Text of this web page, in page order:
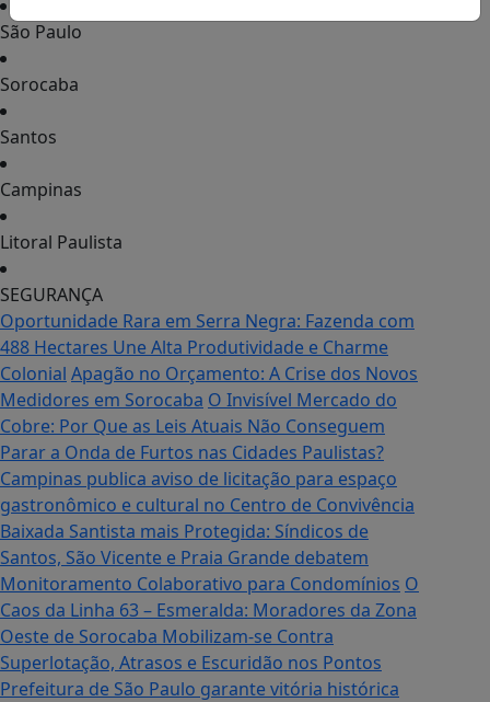
São Paulo
Sorocaba
Santos
Campinas
Litoral Paulista
SEGURANÇA
Oportunidade Rara em Serra Negra: Fazenda com
488 Hectares Une Alta Produtividade e Charme
Colonial Apagão no Orçamento: A Crise dos Novos
Medidores em Sorocaba O Invisível Mercado do
Cobre: Por Que as Leis Atuais Não Conseguem
Parar a Onda de Furtos nas Cidades Paulistas?
Campinas publica aviso de licitação para espaço
gastronômico e cultural no Centro de Convivência
Baixada Santista mais Protegida: Síndicos de
Santos, São Vicente e Praia Grande debatem
Monitoramento Colaborativo para Condomínios O
Caos da Linha 63 – Esmeralda: Moradores da Zona
Oeste de Sorocaba Mobilizam-se Contra
Superlotação, Atrasos e Escuridão nos Pontos
Prefeitura de São Paulo garante vitória histórica